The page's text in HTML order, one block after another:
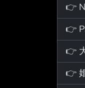
👉
👉
👉
👉